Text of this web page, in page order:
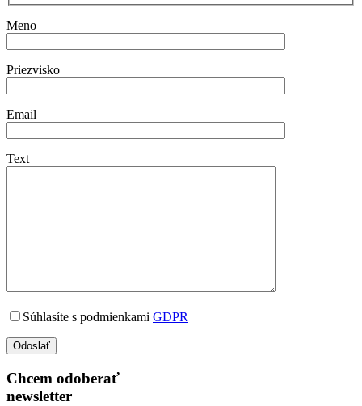
Meno
Priezvisko
Email
Text
Súhlasíte s podmienkami GDPR
Chcem odoberať
newsletter